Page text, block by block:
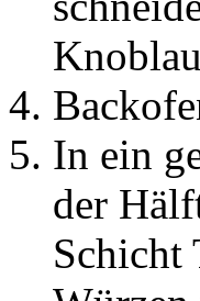
In ein
der
Schicht